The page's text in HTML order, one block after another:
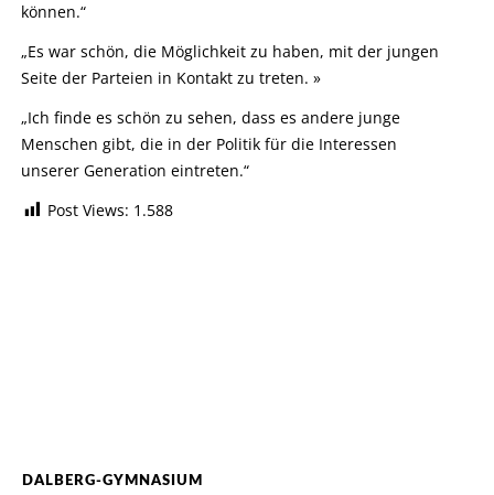
können.“
„Es war schön, die Möglichkeit zu haben, mit der jungen
Seite der Parteien in Kontakt zu treten. »
„Ich finde es schön zu sehen, dass es andere junge
Menschen gibt, die in der Politik für die Interessen
unserer Generation eintreten.“
Post Views: 1.588
DALBERG-GYMNASIUM